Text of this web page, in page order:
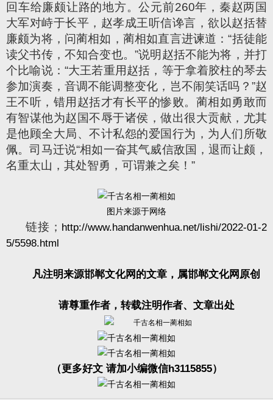
回车给廉颇让路的地方。公元前260年，秦赵两国
大军对峙于长平，赵孝成王听信谗言，欲以赵括替
廉颇为将，问蔺相如，蔺相如直言进谏道：“括徒能
读父书传，不知合变也。”说明赵括不能为将，并打
个比喻说：“大王若重用赵括，等于拿着胶柱的琴去
参加演奏，音调不能调整变化，岂不闹笑话吗？”赵
王不听，错用赵括才有长平的惨败。蔺相如勇敢而
有智谋他为赵国不辱于诸侯，做出很大贡献，尤其
是他顾全大局、不计私怨的爱国行为，为人们所敬
佩。司马迁说“相如一奋其气威信敌国，退而让颇，
名重太山，其处智勇，可谓兼之矣！”
图片来源于网络
链接； http://www.handanwenhua.net/lishi/2022-01-2
5/5598.html
凡注明来源邯郸文化网的文章，属邯郸文化网原创
请尊重作者，转载注明作者、文章出处
（更多好文 请加小编微信h3115855）